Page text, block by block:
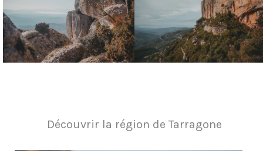
Découvrir la région de Tarragone